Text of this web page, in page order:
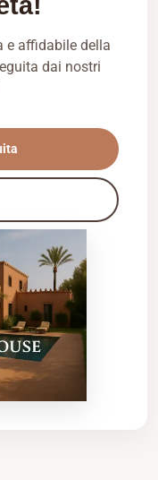
e affidabile della
dai nostri